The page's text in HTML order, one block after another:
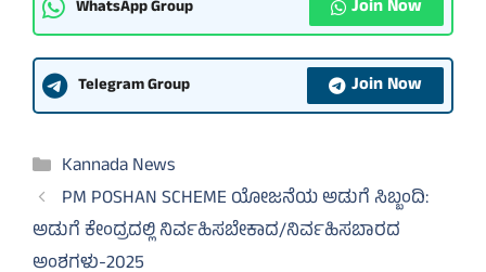
WhatsApp Group Join Now
Telegram Group Join Now
Categories
Kannada News
PM POSHAN SCHEME ಯೋಜನೆಯ ಅಡುಗೆ ಸಿಬ್ಬಂದಿ:
ಅಡುಗೆ ಕೇಂದ್ರದಲ್ಲಿ ನಿರ್ವಹಿಸಬೇಕಾದ/ನಿರ್ವಹಿಸಬಾರದ
ಅಂಶಗಳು-2025